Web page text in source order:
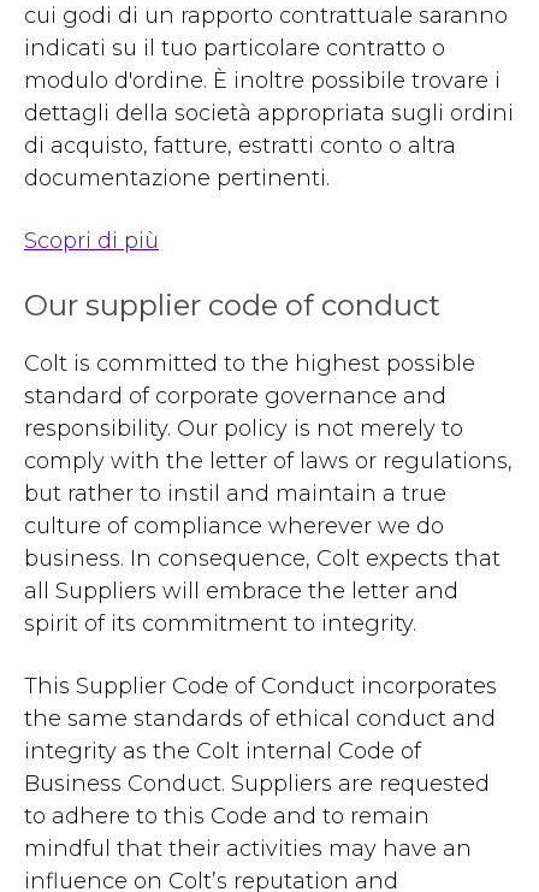
cui godi di un rapporto contrattuale saranno
indicati su il tuo particolare contratto o
modulo d'ordine. È inoltre possibile trovare i
dettagli della società appropriata sugli ordini
di acquisto, fatture, estratti conto o altra
documentazione pertinenti.
Scopri di più
Our supplier code of conduct
Colt is committed to the highest possible
standard of corporate governance and
responsibility. Our policy is not merely to
comply with the letter of laws or regulations,
but rather to instil and maintain a true
culture of compliance wherever we do
business. In consequence, Colt expects that
all Suppliers will embrace the letter and
spirit of its commitment to integrity.
This Supplier Code of Conduct incorporates
the same standards of ethical conduct and
integrity as the Colt internal Code of
Business Conduct. Suppliers are requested
to adhere to this Code and to remain
mindful that their activities may have an
influence on Colt’s reputation and